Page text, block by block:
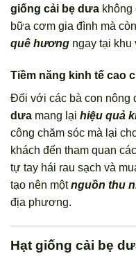
giống cải bẹ dưa không
bữa cơm gia đình mà
quê hương ngay tại
Tiềm năng kinh tế cao
Đối với các bà con nông
dưa mang lại hiệu quả
công chăm sóc mà lại
khách đến tham quan
tự tay hái rau sạch và
tạo nên mộtnguồn thu
địa phương.
Hạt giống cải bẹ